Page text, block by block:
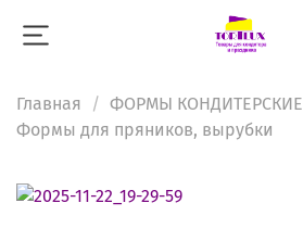
Главная
ФОРМЫ КОНДИТЕРСКИЕ
Формы для пряников, вырубки